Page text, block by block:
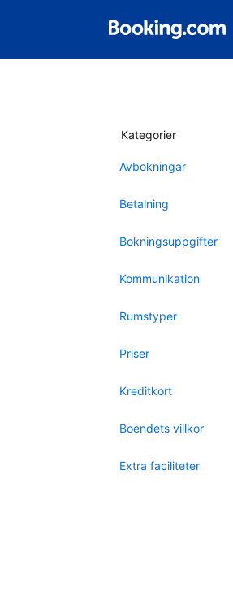
Kategorier
Avbokningar
Betalning
Bokningsuppgifter
Kommunikation
Rumstyper
Priser
Kreditkort
Boendets villkor
Extra faciliteter